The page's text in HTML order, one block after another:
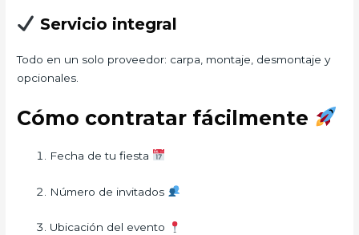
Servicio integral
Todo en un solo proveedor: carpa, montaje, desmontaje y
opcionales.
Cómo contratar fácilmente
Fecha de tu fiesta
Número de invitados
Ubicación del evento